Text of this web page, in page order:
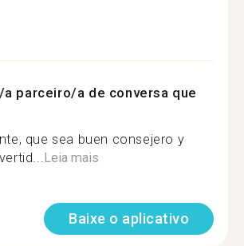
a parceiro/a de conversa que
que sea buen consejero y
Leia mais
Baixe o aplicativo